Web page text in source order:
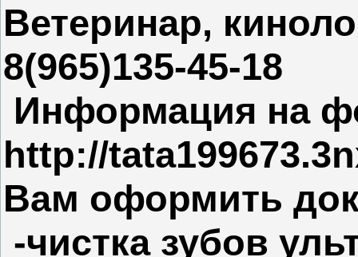
Ветеринар,
8(965)135-45-18
Информация на
http://tata199673.3n
Вам оформить
-чистка зубов